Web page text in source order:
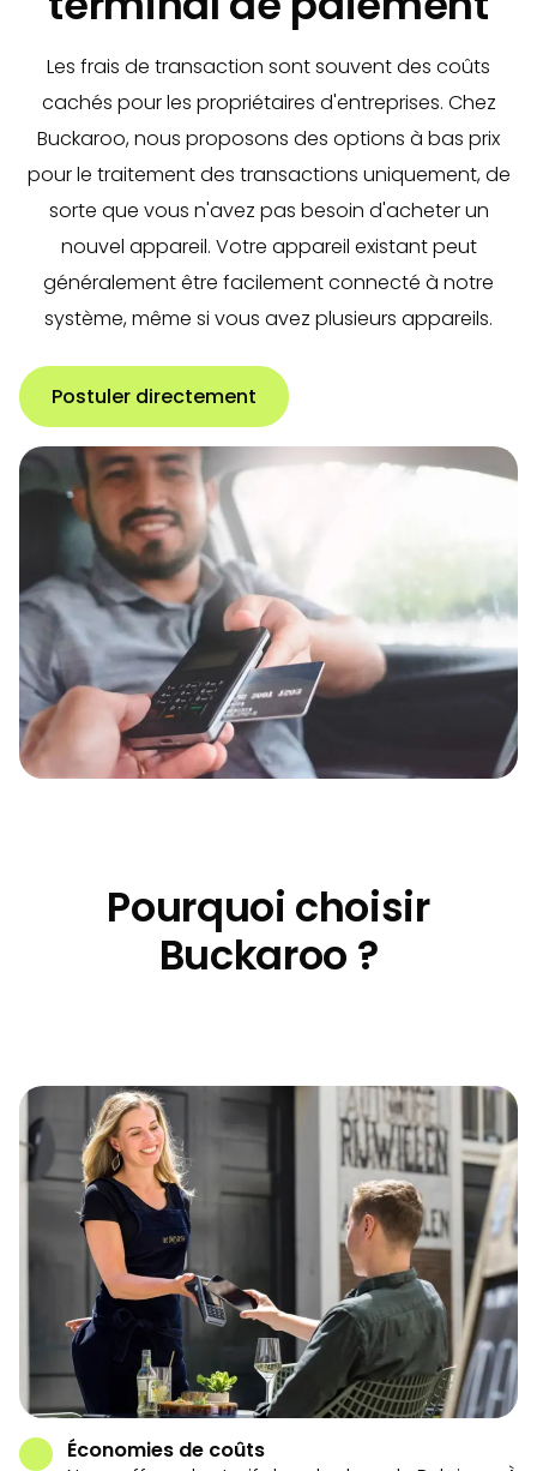
Les frais de transaction sont souvent des coûts
cachés pour les propriétaires d'entreprises. Chez
Buckaroo, nous proposons des options à bas prix
pour le traitement des transactions uniquement, de
sorte que vous n'avez pas besoin d'acheter un
nouvel appareil. Votre appareil existant peut
généralement être facilement connecté à notre
système, même si vous avez plusieurs appareils.
Postuler directement
Pourquoi choisir
Buckaroo ?
Économies de coûts